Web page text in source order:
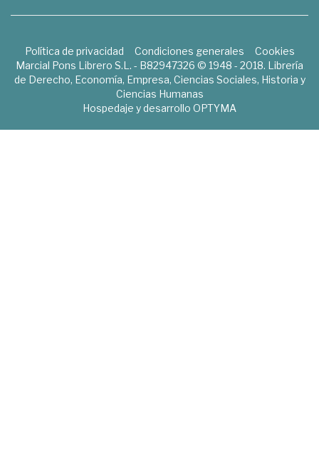
Política de privacidad Condiciones generales
Cookies
Marcial Pons Librero S.L. - B82947326 © 1948 - 2018. Librería
de Derecho, Economía, Empresa, Ciencias Sociales, Historia y
Ciencias Humanas
Hospedaje y desarrollo OPTYMA